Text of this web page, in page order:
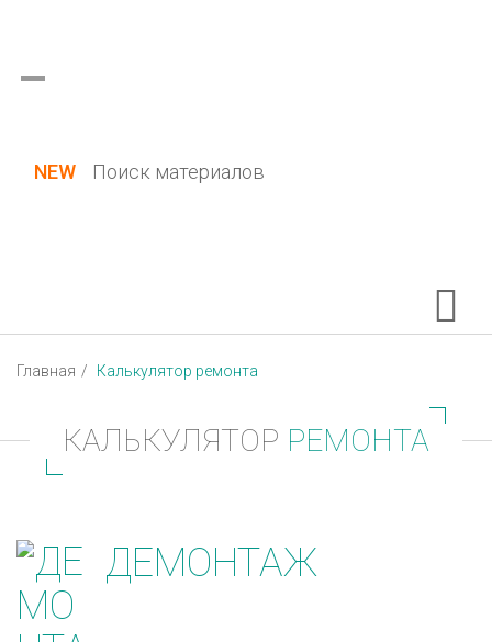
NEW Поиск материалов
Главная Калькулятор ремонта
КАЛЬКУЛЯТОР РЕМОНТА
ДЕМОНТАЖ